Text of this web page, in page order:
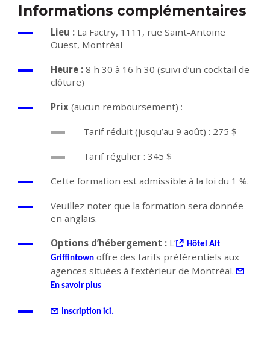
Informations complémentaires
Lieu : La Factry, 1111, rue Saint-Antoine
Ouest, Montréal
Heure : 8 h 30 à 16 h 30 (suivi d’un cocktail de
clôture)
Prix (aucun remboursement) :
Tarif réduit (jusqu’au 9 août) : 275 $
Tarif régulier : 345 $
Cette formation est admissible à la loi du 1 %.
Veuillez noter que la formation sera donnée
en anglais.
Options d’hébergement : L’
Hôtel Alt
Griffintown offre des tarifs préférentiels aux
agences situées à l’extérieur de Montréal.
En savoir plus
Inscription ici.